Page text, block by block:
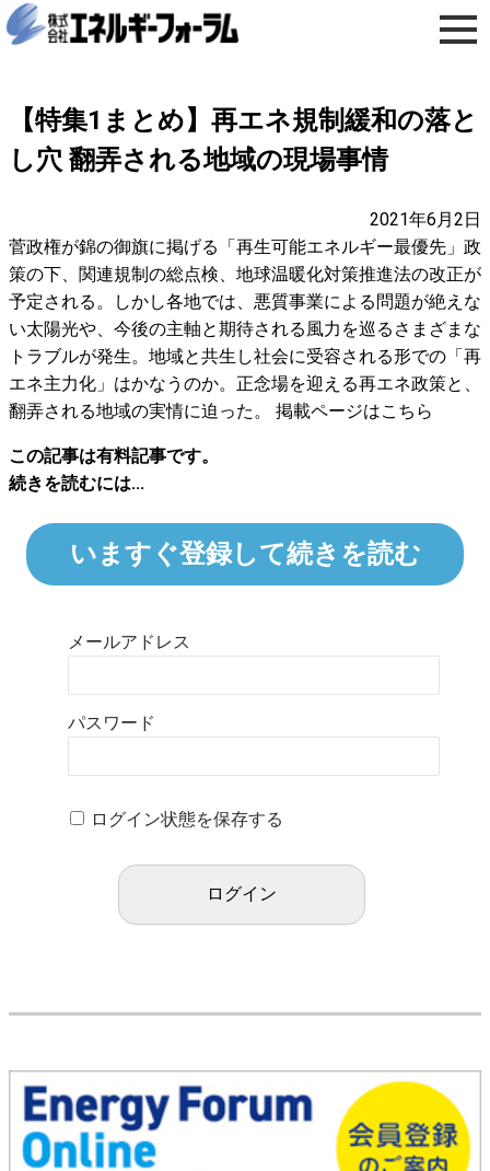
【特集1まとめ】再エネ規制緩和の落と
し穴 翻弄される地域の現場事情
2021年6月2日
菅政権が錦の御旗に掲げる「再生可能エネルギー最優先」政
策の下、関連規制の総点検、地球温暖化対策推進法の改正が
予定される。しかし各地では、悪質事業による問題が絶えな
い太陽光や、今後の主軸と期待される風力を巡るさまざまな
トラブルが発生。地域と共生し社会に受容される形での「再
エネ主力化」はかなうのか。正念場を迎える再エネ政策と、
翻弄される地域の実情に迫った。 掲載ページはこちら
この記事は有料記事です。
続きを読むには...
いますぐ登録して続きを読む
メールアドレス
パスワード
ログイン状態を保存する